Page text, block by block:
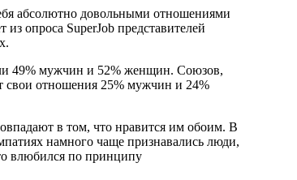
абсолютно довольными отношениями
опроса SuperJob представителей
49% мужчин и 52% женщин. Союзов,
свои отношения 25% мужчин и 24%
в том, что нравится им обоим. В
намного чаще признавались люди,
влюбился по принципу